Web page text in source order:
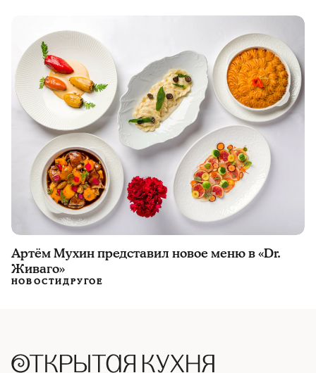
Артём Мухин представил новое меню в «Dr.
Живаго»
НОВОСТИДРУГОЕ